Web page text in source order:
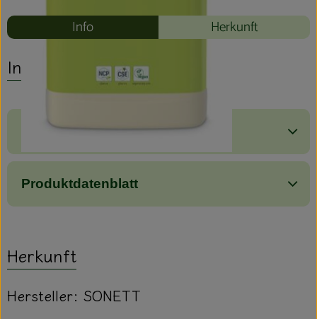
Info Herkunft
Info
Produktinformationen
Produktdatenblatt
Herkunft
Hersteller: SONETT